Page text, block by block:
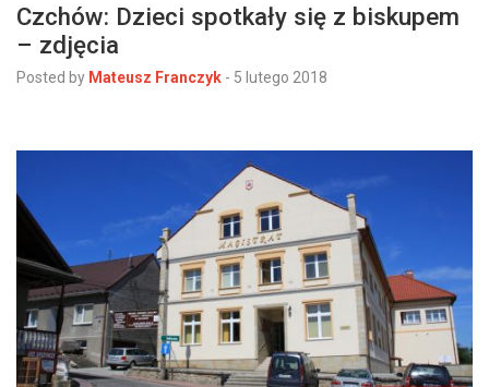
Czchów: Dzieci spotkały się z biskupem
– zdjęcia
Posted by Mateusz Franczyk - 5 lutego 2018